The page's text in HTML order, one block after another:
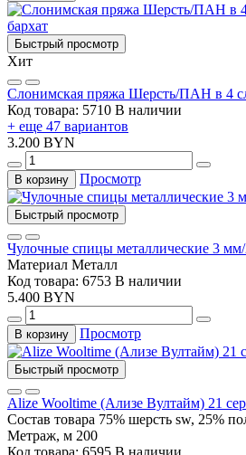
Быстрый просмотр
Хит
Слонимская пряжа Шерсть/ПАН в 4
Код товара: 5710 В наличии
+ еще 47 вариантов
3.200 BYN
В корзину Просмотр
Быстрый просмотр
Чулочные спицы металлические 3
Материал Металл
Код товара: 6753 В наличии
5.400 BYN
В корзину Просмотр
Быстрый просмотр
Alize Wooltime (Ализе Вултайм) 21
Состав товара 75% шерсть sw, 25%
Метраж, м 200
Код товара: 6595 В наличии